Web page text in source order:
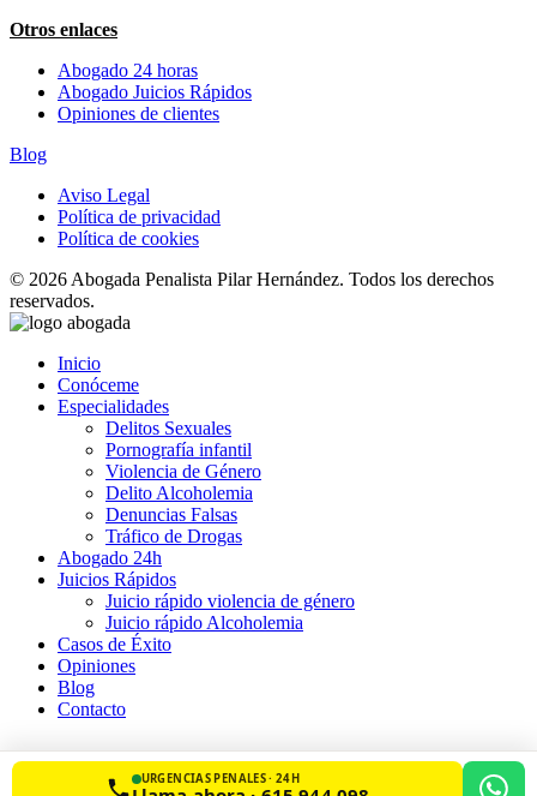
Otros enlaces
Abogado 24 horas
Abogado Juicios Rápidos
Opiniones de clientes
Blog
Aviso Legal
Política de privacidad
Política de cookies
© 2026 Abogada Penalista Pilar Hernández. Todos los derechos
reservados.
URGENCIAS PENALES · 24 H
Inicio
Conóceme
Especialidades
Delitos Sexuales
Pornografía infantil
Violencia de Género
Delito Alcoholemia
Denuncias Falsas
Tráfico de Drogas
Abogado 24h
Juicios Rápidos
Juicio rápido violencia de género
Juicio rápido Alcoholemia
Casos de Éxito
Opiniones
Blog
Contacto